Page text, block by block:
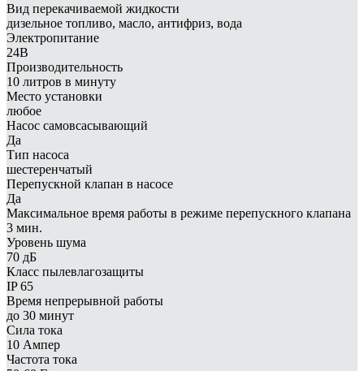
Вид перекачиваемой жидкости
дизельное топливо, масло, антифриз, вода
Электропитание
24В
Производительность
10 литров в минуту
Место установки
любое
Насос самовсасывающий
Да
Тип насоса
шестеренчатый
Перепускной клапан в насосе
Да
Максимальное время работы в режиме перепускного клапана
3 мин.
Уровень шума
70 дБ
Класс пылевлагозащиты
IP 65
Время непрерывной работы
до 30 минут
Сила тока
10 Ампер
Частота тока